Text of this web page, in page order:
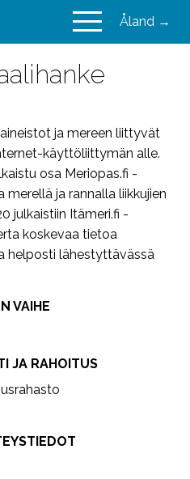
VESIIN Åland →
ja mereen liittyvät
käyttöliittymän alle.
osa Meriopas.fi -
ja rannalla liikkujien
julkaistiin Itämeri.fi -
koskevaa tietoa
helposti lähestyttävässä
VAIHE
JA RAHOITUS